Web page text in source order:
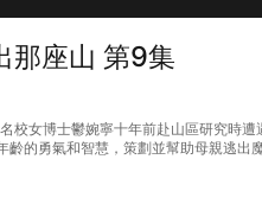
那座山 第9集
校女博士鬱婉寧十年前赴山區研究時
齡的勇氣和智慧，策劃並幫助母親逃